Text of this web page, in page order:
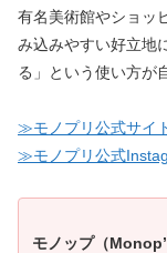
有名美術館やショッ
み込みやすい好立地
る」という使い方が
≫モノプリ公式サイ
≫モノプリ公式
モノップ（